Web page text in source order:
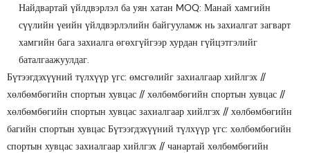
Найдвартай үйлдвэрлэл ба уян хатан MOQ: Манай хамгийн
сүүлийн үеийн үйлдвэрлэлийн байгууламж нь захиалгат загварт
хамгийн бага захиалга өгөхгүйгээр хурдан гүйцэтгэлийг
баталгаажуулдаг.
Бүтээгдэхүүний түлхүүр үгс: өмсгөлийг захиалгаар хийлгэх //
хөлбөмбөгийн спортын хувцас // хөлбөмбөгийн спортын хувцас //
хөлбөмбөгийн спортын хувцас захиалгаар хийлгэх // хөлбөмбөгийн
багийн спортын хувцас Бүтээгдэхүүний түлхүүр үгс: хөлбөмбөгийн
спортын хувцас захиалгаар хийлгэх // чанартай хөлбөмбөгийн